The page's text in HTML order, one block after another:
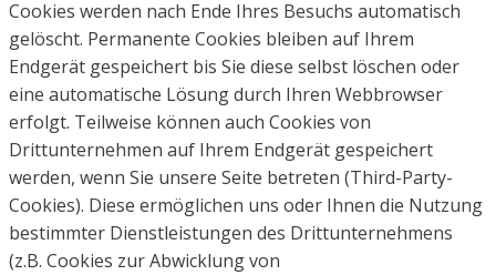
Cookies werden nach Ende Ihres Besuchs automatisch
gelöscht. Permanente Cookies bleiben auf Ihrem
Endgerät gespeichert bis Sie diese selbst löschen oder
eine automatische Lösung durch Ihren Webbrowser
erfolgt. Teilweise können auch Cookies von
Drittunternehmen auf Ihrem Endgerät gespeichert
werden, wenn Sie unsere Seite betreten (Third-Party-
Cookies). Diese ermöglichen uns oder Ihnen die Nutzung
bestimmter Dienstleistungen des Drittunternehmens
(z.B. Cookies zur Abwicklung von